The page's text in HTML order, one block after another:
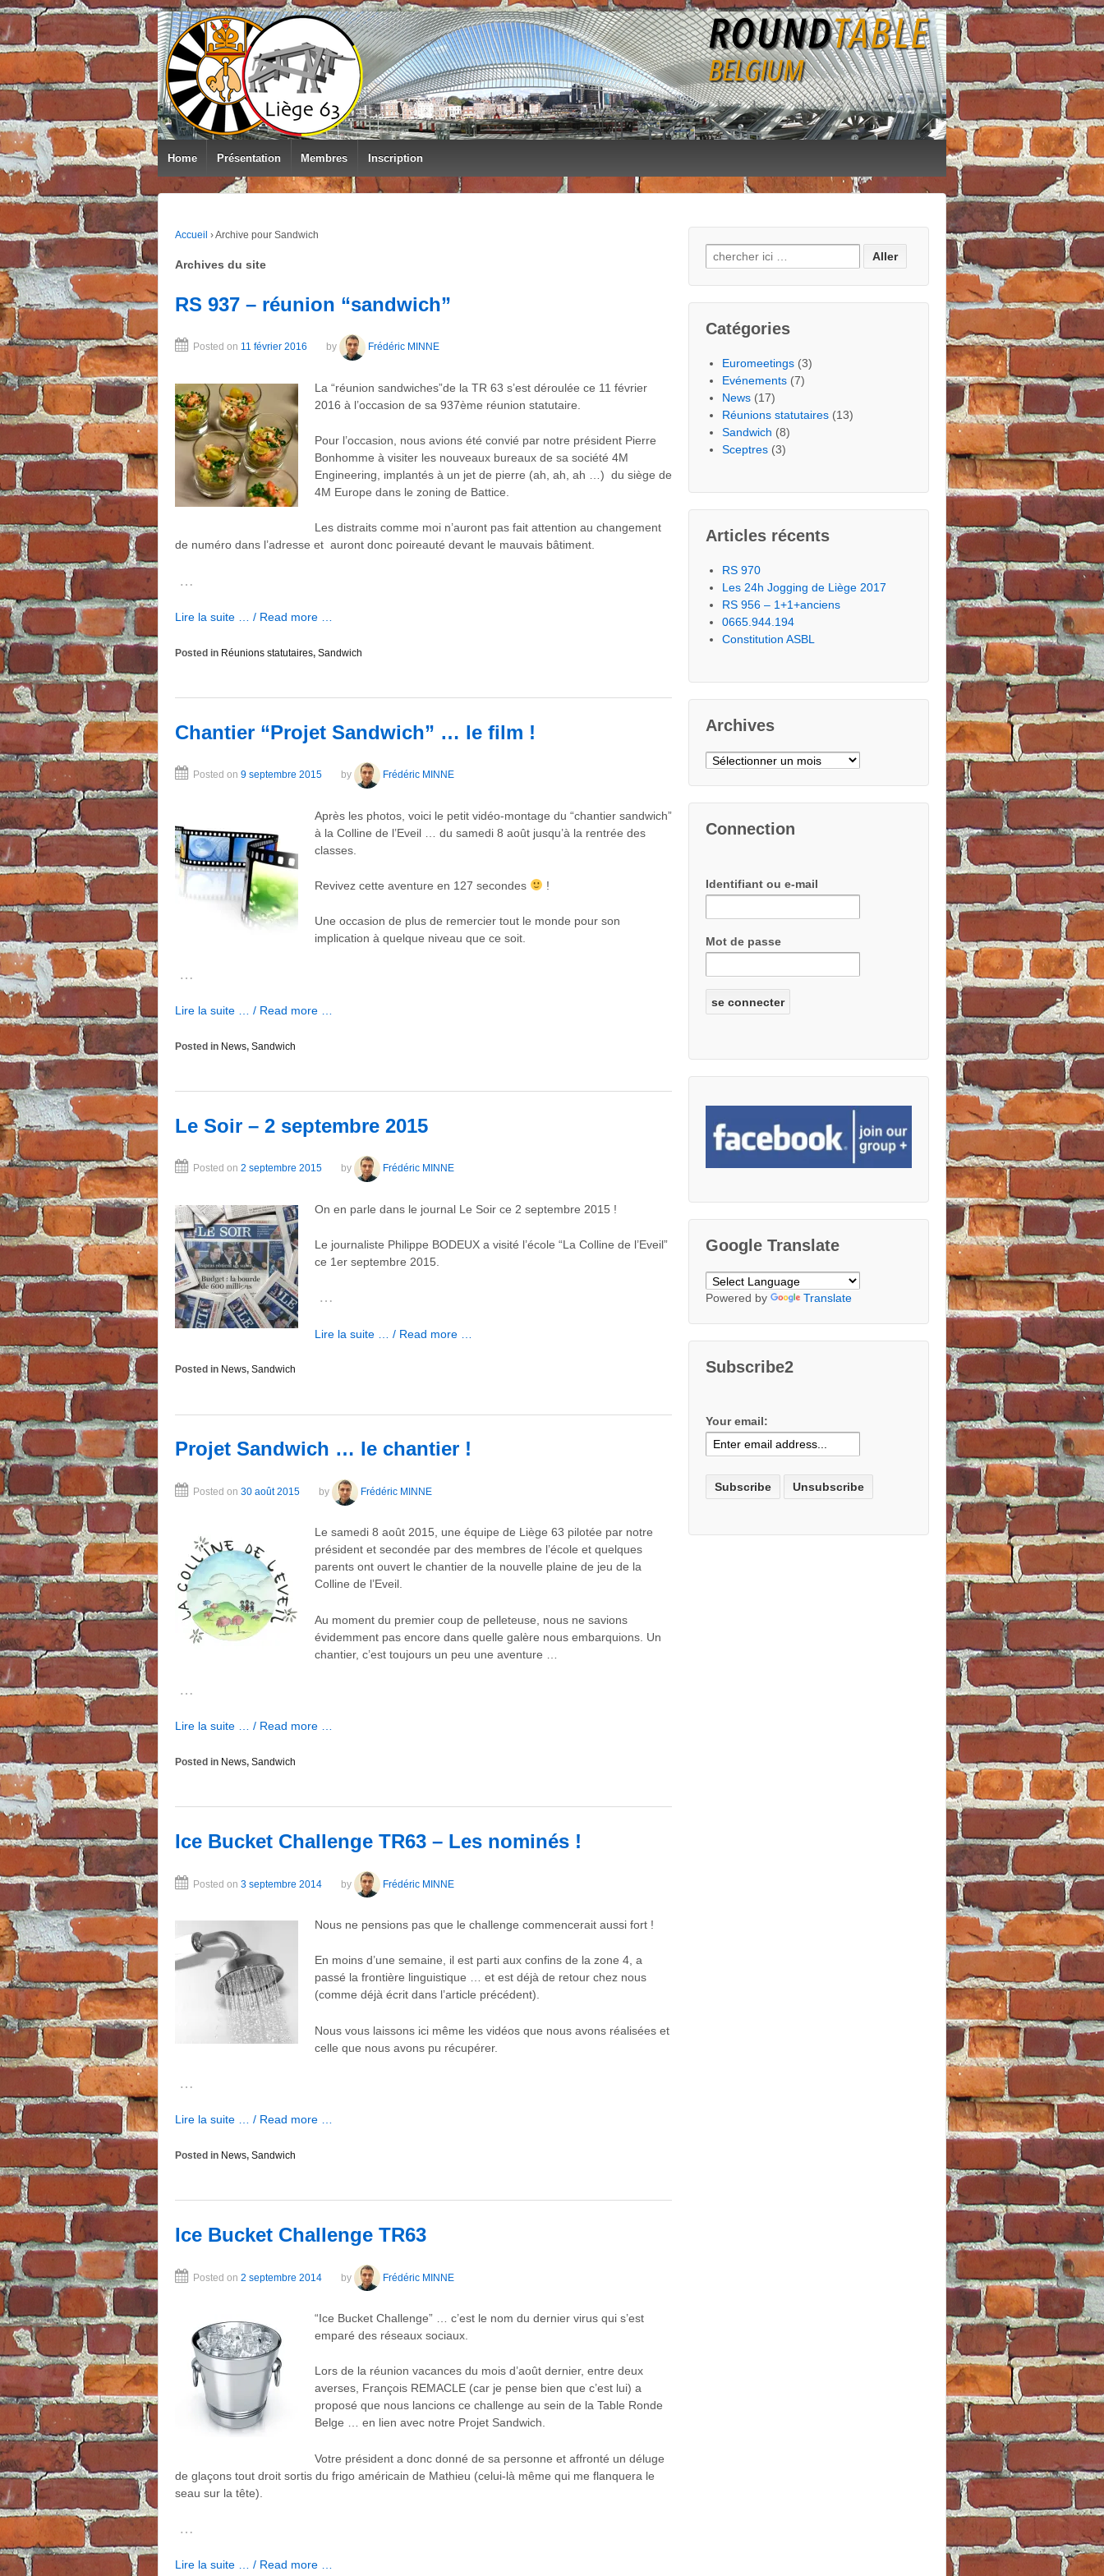
Home Présentation Membres Inscription
Accueil ›Archive pour Sandwich
Archives du site
RS 937 – réunion “sandwich”
Posted on 11 février 2016 by Frédéric MINNE
La “réunion sandwiches”de la TR 63 s’est déroulée ce 11 février
2016 à l’occasion de sa 937ème réunion statutaire.
Pour l’occasion, nous avions été convié par notre président Pierre
Bonhomme à visiter les nouveaux bureaux de sa société 4M
Engineering, implantés à un jet de pierre (ah, ah, ah …) du siège de
4M Europe dans le zoning de Battice.
Les distraits comme moi n’auront pas fait attention au changement
de numéro dans l’adresse et auront donc poireauté devant le mauvais bâtiment.
…
Lire la suite … / Read more …
Posted in Réunions statutaires, Sandwich
Chantier “Projet Sandwich” … le film !
Posted on 9 septembre 2015 by Frédéric MINNE
Après les photos, voici le petit vidéo-montage du “chantier sandwich”
à la Colline de l’Eveil … du samedi 8 août jusqu’à la rentrée des
classes.
Revivez cette aventure en 127 secondes !
Une occasion de plus de remercier tout le monde pour son
implication à quelque niveau que ce soit.
…
Lire la suite … / Read more …
Posted in News, Sandwich
Le Soir – 2 septembre 2015
Posted on 2 septembre 2015 by Frédéric MINNE
On en parle dans le journal Le Soir ce 2 septembre 2015 !
Le journaliste Philippe BODEUX a visité l’école “La Colline de l’Eveil”
ce 1er septembre 2015.
…
Lire la suite … / Read more …
Posted in News, Sandwich
Projet Sandwich … le chantier !
Posted on 30 août 2015 by Frédéric MINNE
Le samedi 8 août 2015, une équipe de Liège 63 pilotée par notre
président et secondée par des membres de l’école et quelques
parents ont ouvert le chantier de la nouvelle plaine de jeu de la
Colline de l’Eveil.
Au moment du premier coup de pelleteuse, nous ne savions
évidemment pas encore dans quelle galère nous embarquions. Un
chantier, c’est toujours un peu une aventure …
…
Lire la suite … / Read more …
Posted in News, Sandwich
Ice Bucket Challenge TR63 – Les nominés !
Posted on 3 septembre 2014 by Frédéric MINNE
Nous ne pensions pas que le challenge commencerait aussi fort !
En moins d’une semaine, il est parti aux confins de la zone 4, a
passé la frontière linguistique … et est déjà de retour chez nous
(comme déjà écrit dans l’article précédent).
Nous vous laissons ici même les vidéos que nous avons réalisées et
celle que nous avons pu récupérer.
…
Lire la suite … / Read more …
Posted in News, Sandwich
Ice Bucket Challenge TR63
Posted on 2 septembre 2014 by Frédéric MINNE
“Ice Bucket Challenge” … c’est le nom du dernier virus qui s’est
emparé des réseaux sociaux.
Lors de la réunion vacances du mois d’août dernier, entre deux
averses, François REMACLE (car je pense bien que c’est lui) a
proposé que nous lancions ce challenge au sein de la Table Ronde
Belge … en lien avec notre Projet Sandwich.
Votre président a donc donné de sa personne et affronté un déluge
de glaçons tout droit sortis du frigo américain de Mathieu (celui-là même qui me flanquera le
seau sur la tête).
…
Lire la suite … / Read more …
Search
for:
Catégories
Euromeetings (3)
Evénements (7)
News (17)
Réunions statutaires (13)
Sandwich (8)
Sceptres (3)
Articles récents
RS 970
Les 24h Jogging de Liège 2017
RS 956 – 1+1+anciens
0665.944.194
Constitution ASBL
Archives
Archives
Connection
Identifiant ou e-mail
Mot de passe
Google Translate
Powered by Translate
Subscribe2
Your email: